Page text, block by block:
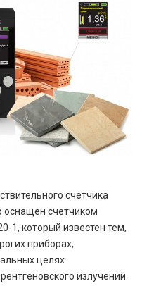
счетчика
счетчиком
1, который известен тем,
приборах,
целях.
излучений.